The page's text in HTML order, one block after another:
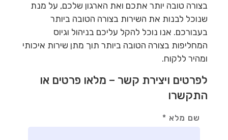
בצורה טובה יותר אתכם ואת הארגון שלכם, על מנת
שנוכל לבנות את השירות בצורה הטובה ביותר
בעבורכם. אנו נוכל להקל עליכם בניהול וגיוס
המחליפות בצורה הטובה ביותר תוך מתן שירות איכותי
ומהיר ללקוח.
לפרטים ויצירת קשר – מלאו פרטים או
התקשרו
שם מלא *